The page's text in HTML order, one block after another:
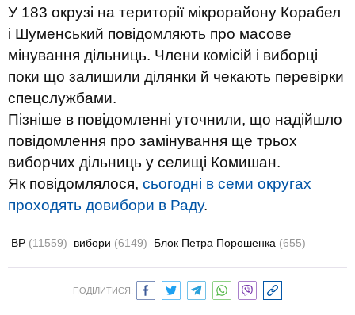
У 183 окрузі на території мікрорайону Корабел
і Шуменський повідомляють про масове
мінування дільниць. Члени комісій і виборці
поки що залишили ділянки й чекають перевірки
спецслужбами.
Пізніше в повідомленні уточнили, що надійшло
повідомлення про замінування ще трьох
виборчих дільниць у селищі Комишан.
Як повідомлялося, сьогодні в семи округах
проходять довибори в Раду.
ВР (11559) вибори (6149) Блок Петра Порошенка (655)
ПОДІЛИТИСЯ: